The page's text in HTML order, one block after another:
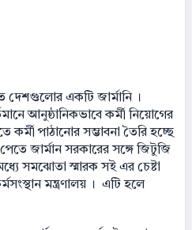
একটি জার্মানি ।
আনুষ্ঠানিকভাবে কর্মী নিয়োগের
কর্মী পাঠানোর সম্ভাবনা তৈরি হচ্ছে
পেতে জার্মান সরকারের সঙ্গে জিটুজি
সমঝোতা স্মারক সই এর চেষ্টা
মন্ত্রণালয় । এটি হলে